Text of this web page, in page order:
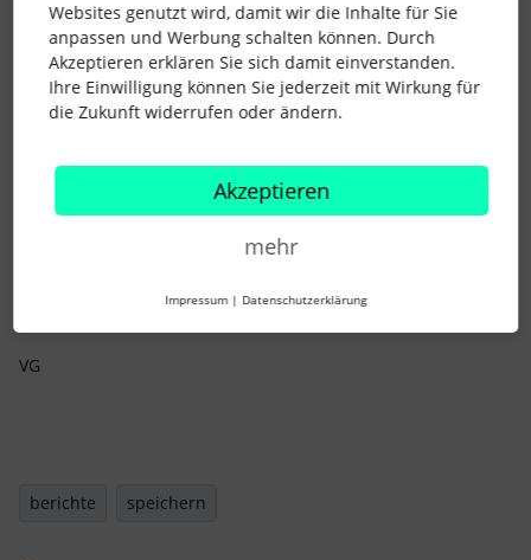
Habt ihr hier Tipps oder evtl die Möglichkeit, ein kleines
Ausrufezeichen hinzuzufügen, welches mir angibt, was ich
VG
berichte speichern
Websites genutzt wird, damit wir die Inhalte für Sie
anpassen und Werbung schalten können. Durch
Akzeptieren erklären Sie sich damit einverstanden.
Ihre Einwilligung können Sie jederzeit mit Wirkung für
die Zukunft widerrufen oder ändern.
Akzeptieren
mehr
Impressum | Datenschutzerklärung